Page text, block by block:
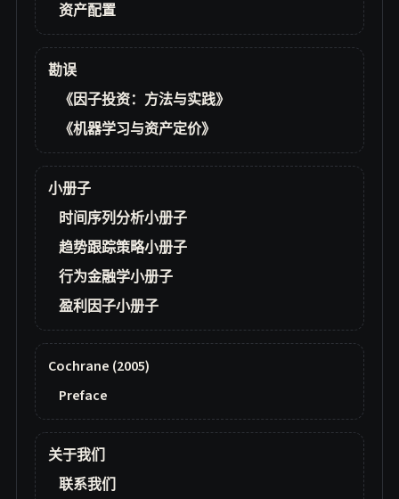
资产配置
勘误
《因子投资：方法与实践》
《机器学习与资产定价》
小册子
时间序列分析小册子
趋势跟踪策略小册子
行为金融学小册子
盈利因子小册子
Cochrane (2005)
Preface
关于我们
联系我们